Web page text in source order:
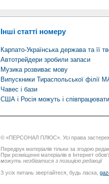
Інші статті номеру
Карпато-Українська держава та її
Автотрейдери зробили запаси
Музика розвиває мову
Випускники Тираспольської філії
Чавес і бази
США і Росія можуть і співпрацювати
© «ПЕРСОНАЛ ПЛЮС». Усі права
Передрук матеріалів тільки за згодою
При розміщенні матеріалів в Інтернет
можуть незбігатися з позицією редакції
З усіх питань звертайтеся, будь ласка,